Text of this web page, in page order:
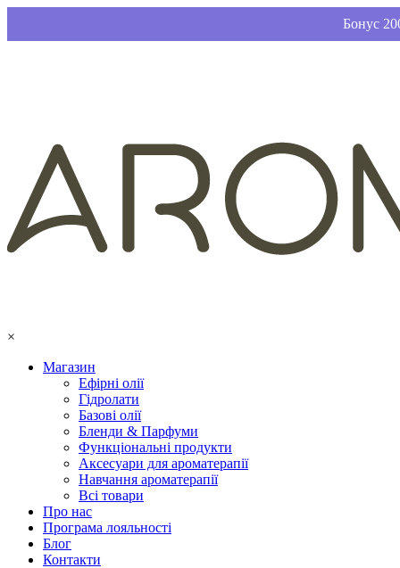
Бонус
×
Магазин
Ефірні олії
Гідролати
Базові олії
Бленди & Парфуми
Функціональні продукти
Аксесуари для ароматерапії
Навчання ароматерапії
Всі товари
Про нас
Програма лояльності
Блог
Контакти